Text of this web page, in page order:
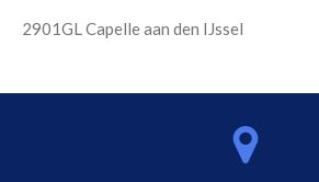
2901GL Capelle aan den IJssel